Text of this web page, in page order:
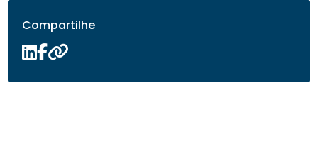
Compartilhe